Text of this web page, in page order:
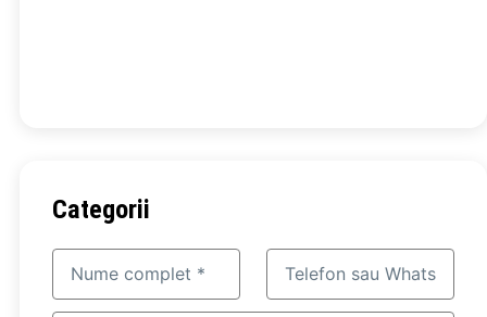
Categorii
prenume
sau
WhatsApp